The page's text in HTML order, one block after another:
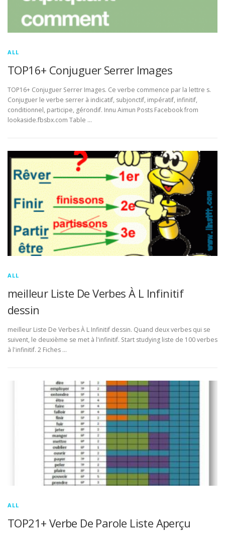
ALL
TOP16+ Conjuguer Serrer Images
TOP16+ Conjuguer Serrer Images. Ce verbe commence par la lettre s.
Conjuguer le verbe serrer à indicatif, subjonctif, impératif, infinitif,
conditionnel, participe, gérondif. Innu Aimun Posts Facebook from
lookaside.fbsbx.com Table …
ALL
meilleur Liste De Verbes À L Infinitif
dessin
meilleur Liste De Verbes À L Infinitif dessin. Quand deux verbes qui se
suivent, le deuxième se met à l'infinitif. Start studying liste de 100 verbes
à l'infinitif. 2 Fiches …
ALL
TOP21+ Verbe De Parole Liste Aperçu